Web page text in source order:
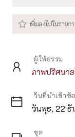
ผู้ให้ธรรม
ภาพปริศนา
วันที่นำเข้าข้
วันพุธ, 22 ธั
ชุด